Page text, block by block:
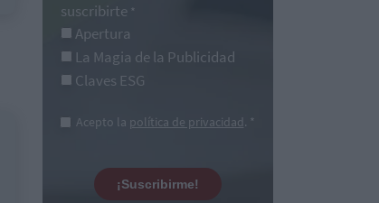
suscribirte *
Apertura
La Magia de la Publicidad
Claves ESG
Acepto la política de privacidad. *
¡Suscribirme!